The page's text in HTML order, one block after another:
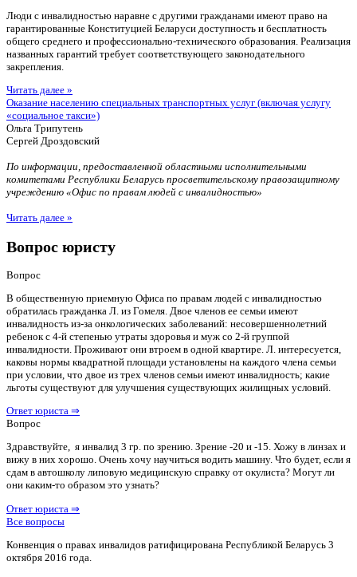
Люди с инвалидностью наравне с другими гражданами имеют право на
гарантированные Конституцией Беларуси доступность и бесплатность
общего среднего и профессионально-технического образования. Реализация
названных гарантий требует соответствующего законодательного
закрепления.
Читать далее »
Оказание населению специальных транспортных услуг (включая услугу
«социальное такси»)
Ольга Трипутень
Сергей Дроздовский
По информации, предоставленной областными исполнительными
комитетами Республики Беларусь просветительскому правозащитному
учреждению «Офис по правам людей с инвалидностью»
Читать далее »
Вопрос юристу
Вопрос
В общественную приемную Офиса по правам людей с инвалидностью
обратилась гражданка Л. из Гомеля. Двое членов ее семьи имеют
инвалидность из-за онкологических заболеваний: несовершеннолетний
ребенок с 4-й степенью утраты здоровья и муж со 2-й группой
инвалидности. Проживают они втроем в одной квартире. Л. интересуется,
каковы нормы квадратной площади установлены на каждого члена семьи
при условии, что двое из трех членов семьи имеют инвалидность; какие
льготы существуют для улучшения существующих жилищных условий.
Ответ юриста ⇒
Вопрос
Здравствуйте, я инвалид 3 гр. по зрению. Зрение -20 и -15. Хожу в линзах и
вижу в них хорошо. Очень хочу научиться водить машину. Что будет, если я
сдам в автошколу липовую медицинскую справку от окулиста? Могут ли
они каким-то образом это узнать?
Ответ юриста ⇒
Все вопросы
Конвенция о правах инвалидов ратифицирована Республикой Беларусь 3
октября 2016 года.